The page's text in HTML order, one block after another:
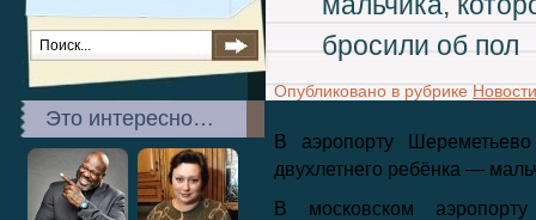
Это интересно…
бросили об пол
Опубликовано в рубрикеНовости
В аэропорту
двухлетнего ребёнка —
В московском